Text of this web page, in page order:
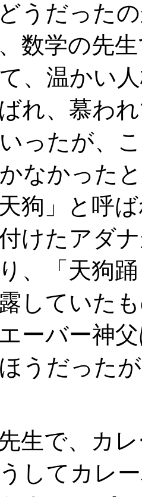
うだった
数学の先
、温かい
れ、慕わ
ったが、
なかった
狗」と呼
けたアダ
、「天狗
していた
ーバー神
うだった
生で、カ
してカレ